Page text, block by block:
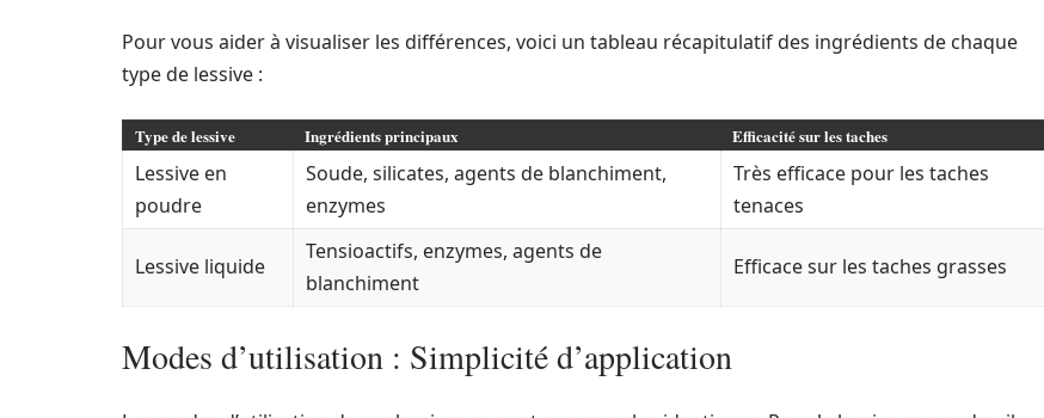
Pour vous aider à visualiser les différences, voici un tableau récapitulatif des ingrédients de chaque
type de lessive :
Type de lessive Ingrédients principaux Efficacité sur les taches
Lessive en
poudre
Soude, silicates, agents de blanchiment,
enzymes
Très efficace pour les taches
tenaces
Lessive liquide
Tensioactifs, enzymes, agents de
blanchiment
Efficace sur les taches grasses
Modes d’utilisation : Simplicité d’application